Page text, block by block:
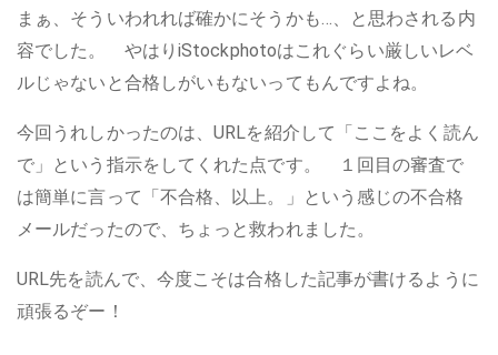
まぁ、そういわれれば確かにそうかも…、と思わされる内
容でした。 やはりiStockphotoはこれぐらい厳しいレベ
ルじゃないと合格しがいもないってもんですよね。
今回うれしかったのは、URLを紹介して「ここをよく読ん
で」という指示をしてくれた点です。 １回目の審査で
は簡単に言って「不合格、以上。」という感じの不合格
メールだったので、ちょっと救われました。
URL先を読んで、今度こそは合格した記事が書けるように
頑張るぞー！